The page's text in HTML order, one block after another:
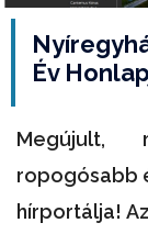
Év
Megújult,
ropogósabb
hírportálja!